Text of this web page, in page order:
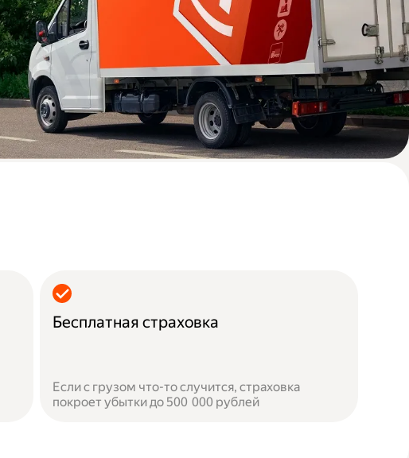
Бесплатная страховка
Если с грузом что-то случится, страховка
покроет убытки до 500 000 рублей